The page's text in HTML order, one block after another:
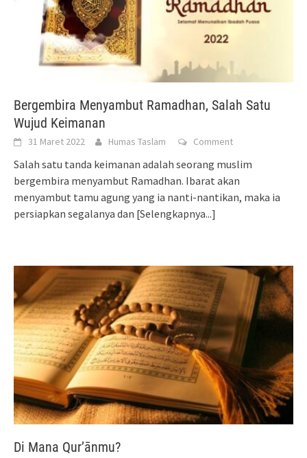
Bergembira Menyambut Ramadhan, Salah Satu
Wujud Keimanan
31 Maret 2022 Humas Taslam Comment
Salah satu tanda keimanan adalah seorang muslim
bergembira menyambut Ramadhan. Ibarat akan
menyambut tamu agung yang ia nanti-nantikan, maka ia
persiapkan segalanya dan [Selengkapnya...]
Di Mana Qur’ānmu?